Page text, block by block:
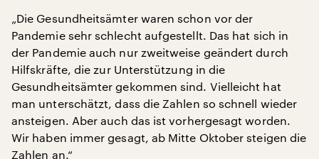
„Die Gesundheitsämter waren schon vor der
Pandemie sehr schlecht aufgestellt. Das hat sich in
der Pandemie auch nur zweitweise geändert durch
Hilfskräfte, die zur Unterstützung in die
Gesundheitsämter gekommen sind. Vielleicht hat
man unterschätzt, dass die Zahlen so schnell wieder
ansteigen. Aber auch das ist vorhergesagt worden.
Wir haben immer gesagt, ab Mitte Oktober steigen die
Zahlen an.“